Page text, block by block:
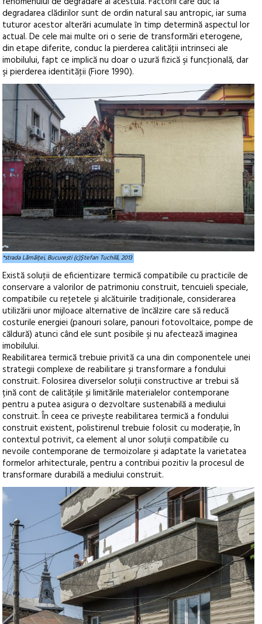
degradarea clădirilor sunt de ordin natural sau antropic, iar suma
tuturor acestor alterări acumulate ȋn timp determină aspectul lor
actual. De cele mai multe ori o serie de transformări eterogene,
din etape diferite, conduc la pierderea calităţii intrinseci ale
imobilului, fapt ce implică nu doar o uzură fizică şi funcţională, dar
şi pierderea identităţii (Fiore 1990).
*strada Lămâiței, București (c)Ștefan Tuchilă, 2013
Există soluţii de eficientizare termică compatibile cu practicile de
conservare a valorilor de patrimoniu construit, tencuieli speciale,
compatibile cu reţetele şi alcătuirile tradiţionale, considerarea
utilizării unor mijloace alternative de ȋncălzire care să reducă
costurile energiei (panouri solare, panouri fotovoltaice, pompe de
căldură) atunci când ele sunt posibile şi nu afectează imaginea
imobilului.
Reabilitarea termică trebuie privită ca una din componentele unei
strategii complexe de reabilitare și transformare a fondului
construit. Folosirea diverselor soluții constructive ar trebui să
țină cont de calitățile și limitările materialelor contemporane
pentru a putea asigura o dezvoltare sustenabilă a mediului
construit. În ceea ce privește reabilitarea termică a fondului
construit existent, polistirenul trebuie folosit cu moderație, în
contextul potrivit, ca element al unor soluții compatibile cu
nevoile contemporane de termoizolare și adaptate la varietatea
formelor arhitecturale, pentru a contribui pozitiv la procesul de
transformare durabilă a mediului construit.